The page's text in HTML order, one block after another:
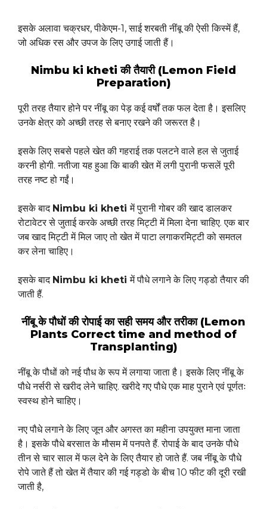
इसके अलावा चक्रधर, पीकेएम-1, साई शरबती नींबू की ऐसी किस्में हैं,
जो अधिक रस और उपज के लिए उगाई जाती हैं।
Nimbu ki kheti की तैयारी (Lemon Field
Preparation)
पूरी तरह तैयार होने पर नींबू का पेड़ कई वर्षों तक फल देता है। इसलिए
उनके क्षेत्र को अच्छी तरह से बनाए रखने की जरूरत है।
इसके लिए सबसे पहले खेत की गहराई तक पलटने वाले हल से जुताई
करनी होगी. नतीजा यह हुआ कि बाकी खेत में लगी पुरानी फसलें पूरी
तरह नष्ट हो गईं।
इसके बाद Nimbu ki khetiमें पुरानी गोबर की खाद डालकर
रोटावेटर से जुताई करके अच्छी तरह मिट्टी में मिला देना चाहिए. एक बार
जब खाद मिट्टी में मिल जाए तो खेत में पाटा लगाकरमिट्टी को समतल
कर लेना चाहिए।
इसके बाद Nimbu ki khetiमें पौधे लगाने के लिए गड्डो तैयार की
जाती हैं.
नींबू के पौधों की रोपाई का सही समय और तरीका (Lemon
Plants Correct time and method of
Transplanting)
नींबू के पौधों को नई पौध के रूप में लगाया जाता है। इसके लिए नींबू के
पौधे नर्सरी से खरीद लेने चाहिए. खरीदे गए पौधे एक माह पुराने एवं पूर्णतः
स्वस्थ होने चाहिए।
नए पौधे लगाने के लिए जून और अगस्त का महीना उपयुक्त माना जाता
है। इसके पौधे बरसात के मौसम में पनपते हैं. रोपाई के बाद उनके पौधे
तीन से चार साल में फल देने के लिए तैयार हो जाते हैं. जब नींबू के पौधे
रोपे जाते हैं तो खेत में तैयार की गई गड्डो के बीच 10 फीट की दूरी रखी
जाती है,